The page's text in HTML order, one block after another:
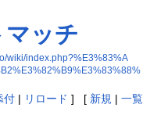
マッチ
wiki/index.php?%E3%83%A
付| リロード ] [ 新規 | 一覧